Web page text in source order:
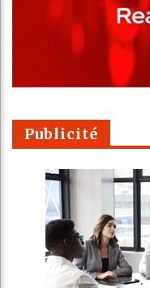
Publicité